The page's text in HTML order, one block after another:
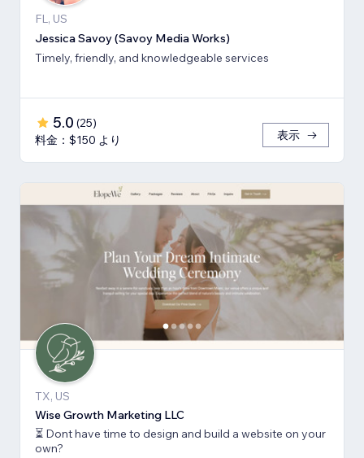
FL, US
Jessica Savoy (Savoy Media Works)
Timely, friendly, and knowledgeable services
5.0 (25)
料金：$150 より
表示
TX, US
Wise Growth Marketing LLC
⏳ Dont have time to design and build a website on your
own?